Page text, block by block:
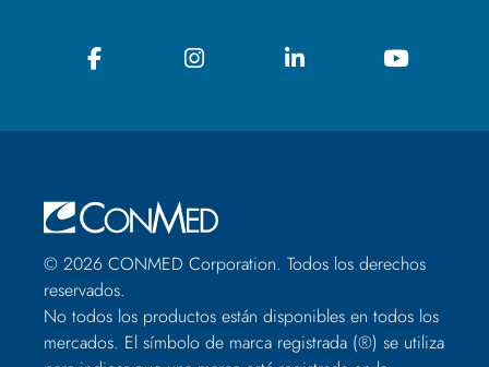
© 2026 CONMED Corporation. Todos los derechos
reservados.
No todos los productos están disponibles en todos los
mercados. El símbolo de marca registrada (®) se utiliza